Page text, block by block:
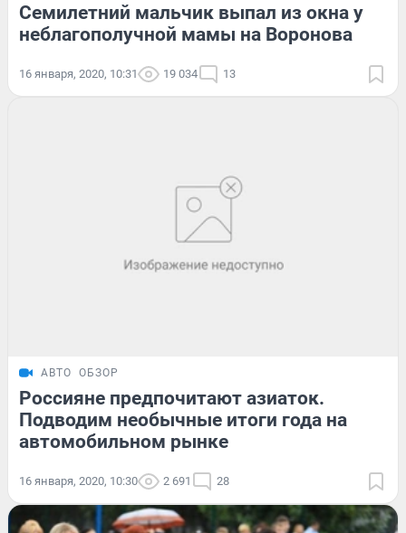
Семилетний мальчик выпал из окна у
неблагополучной мамы на Воронова
16 января, 2020, 10:31 19 034 13
АВТО ОБЗОР
Россияне предпочитают азиаток.
Подводим необычные итоги года на
автомобильном рынке
16 января, 2020, 10:30 2 691 28